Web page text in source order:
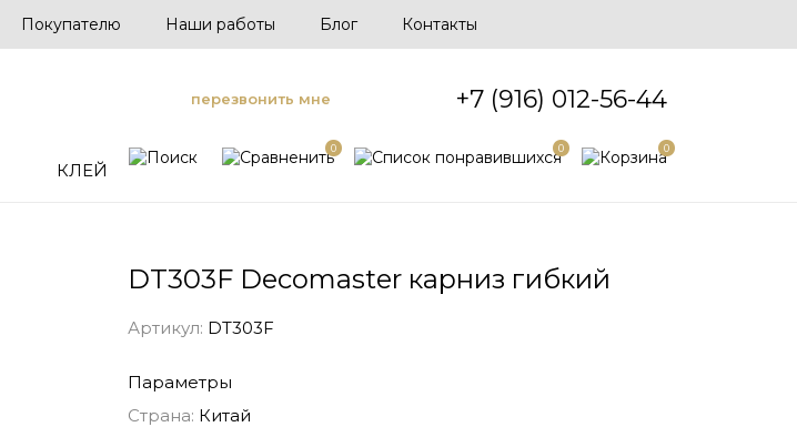
Покупателю Наши работы Блог Контакты
перезвонить мне +7 (916) 012-56-44
КЛЕЙ
0 0 0
DT303F Decomaster карниз гибкий
Артикул: DT303F
Параметры
Страна: Китай